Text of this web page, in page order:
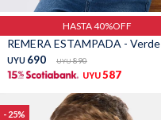
HASTA 40%OFF
REMERA ESTAMPADA - Verde
UYU 690 UYU 890
UYU 587
25